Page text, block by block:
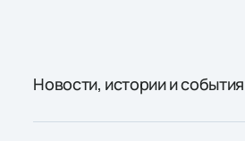
Новости, истории и события